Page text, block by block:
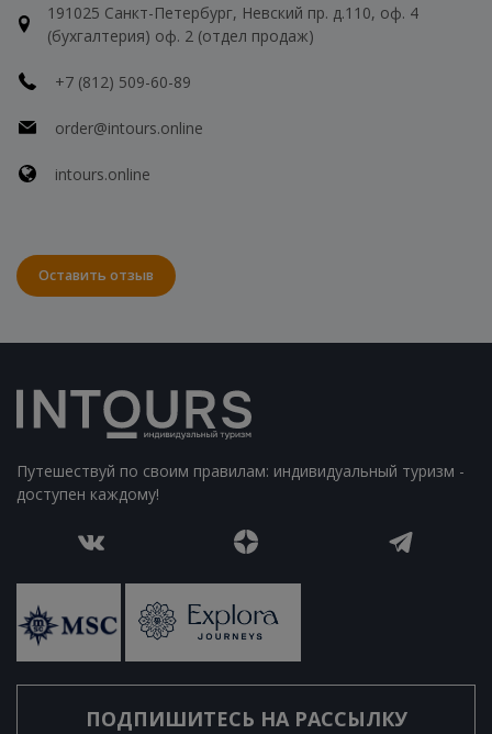
191025 Санкт-Петербург, Невский пр. д.110, оф. 4
(бухгалтерия) оф. 2 (отдел продаж)
+7 (812) 509-60-89
order@intours.online
intours.online
Оставить отзыв
Путешествуй по своим правилам: индивидуальный туризм -
доступен каждому!
ПОДПИШИТЕСЬ НА РАССЫЛКУ